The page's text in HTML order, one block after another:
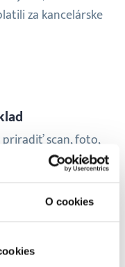
O cookies
za kancelárske
priradiť scan, foto,
náklad vznikol.